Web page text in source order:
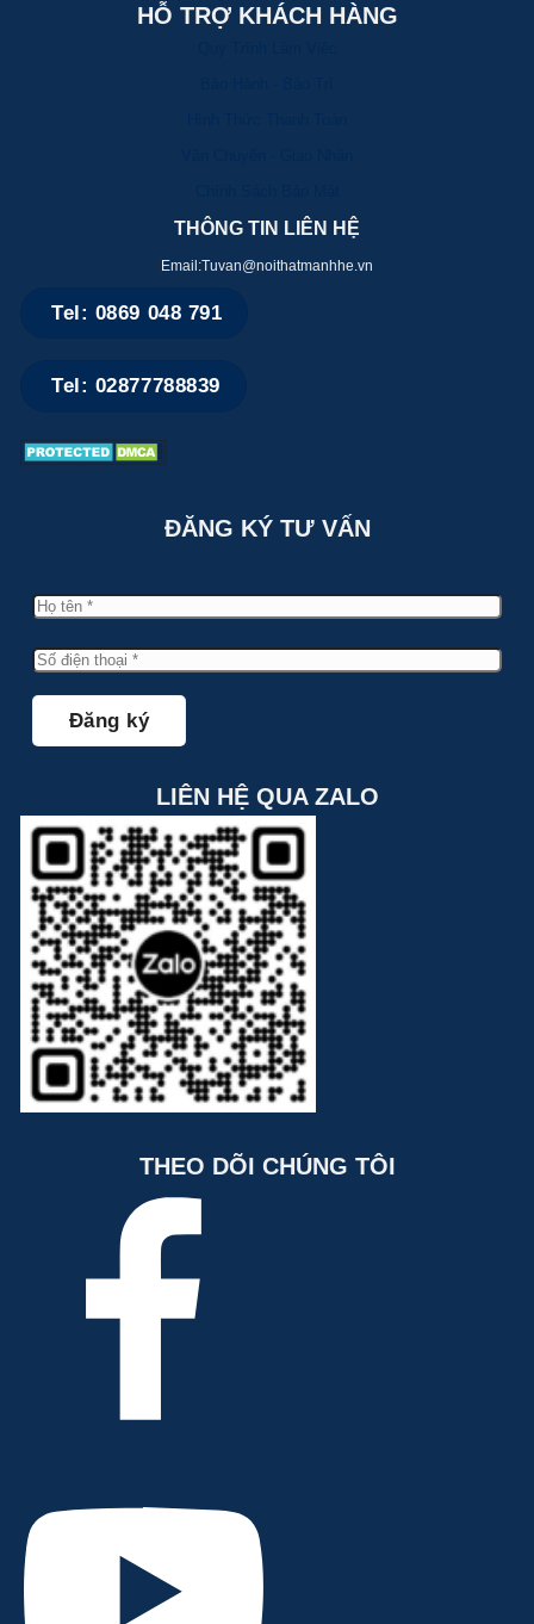
HỖ TRỢ KHÁCH HÀNG
THÔNG TIN LIÊN HỆ
Email:Tuvan@noithatmanhhe.vn
Tel: 0869 048 791
Tel: 02877788839
ĐĂNG KÝ TƯ VẤN
LIÊN HỆ QUA ZALO
THEO DÕI CHÚNG TÔI